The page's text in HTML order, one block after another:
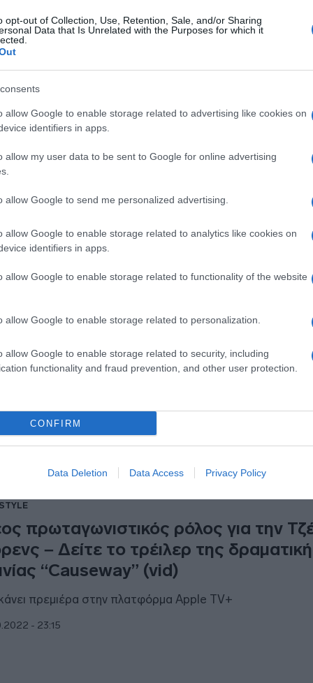
opt-out of Collection, Use, Retention, Sale, and/or Sharing
Data that Is Unrelated with the Purposes for which it
allow Google to enable storage related to advertising like cookies on
identifiers in apps.
allow my user data to be sent to Google for online advertising
allow Google to send me personalized advertising.
allow Google to enable storage related to analytics like cookies on
identifiers in apps.
allow Google to enable storage related to functionality of the website
allow Google to enable storage related to personalization.
allow Google to enable storage related to security, including
functionality and fraud prevention, and other user protection.
CONFIRM
Data Deletion Data Access Privacy Policy
και φωτεινό loft της
στο Μανχάταν – Η θέα κόβει
του υπολογίζεται περίπου στα 10 εκατομμύρια ευρώ
- 17:31
and Roses»: Στο Φεστιβάλ
του Αφγανιστάν (vids)
- 10:40
πρωταγωνιστικός ρόλος για την
– Δείτε το τρέιλερ της
“Causeway” (vid)
πρεμιέρα στην πλατφόρμα Apple TV+
- 23:15